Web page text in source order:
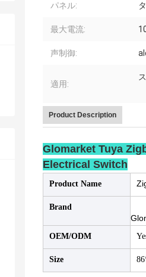
パネル:
最大電流:
声制御:
適用:
Product Description
Glomarket Tuya
Electrical Switch
Product Name
Brand
OEM/ODM
Size